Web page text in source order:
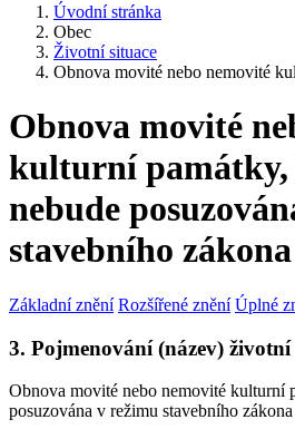
Úvodní stránka
Obec
Životní situace
Obnova movité nebo nemovité
Obnova movité
kulturní památky,
nebude
stavebního zákona
Základní znění Rozšířené znění Úplné
3. Pojmenování (název) životní
Obnova movité nebo nemovité kulturní
posuzována v režimu stavebního zákona